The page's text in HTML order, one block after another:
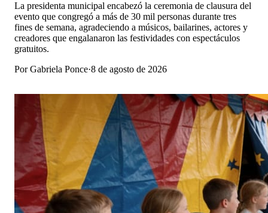
La presidenta municipal encabezó la ceremonia de clausura del
evento que congregó a más de 30 mil personas durante tres
fines de semana, agradeciendo a músicos, bailarines, actores y
creadores que engalanaron las festividades con espectáculos
gratuitos.
PorGabriela Ponce·8 de agosto de 2026